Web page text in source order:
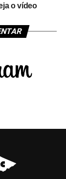
o vídeo